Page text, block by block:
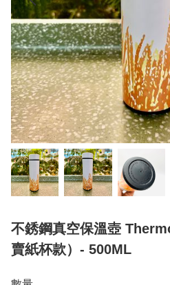
不銹鋼真空保溫壺
賣紙杯款）- 500ML